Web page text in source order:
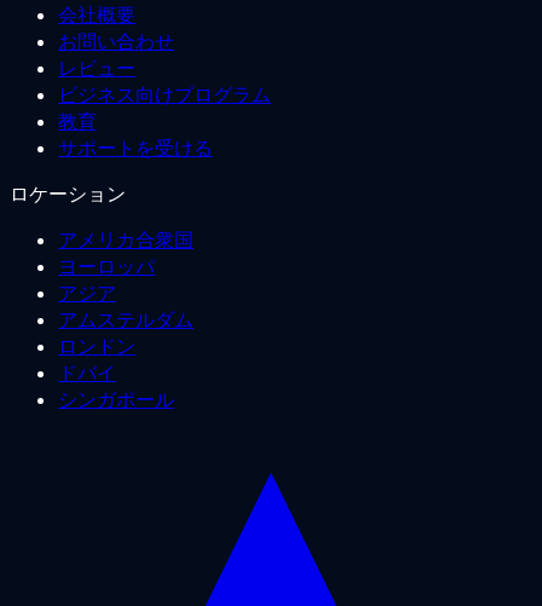
会社概要
お問い合わせ
レビュー
ビジネス向けプログラム
教育
サポートを受ける
ロケーション
アメリカ合衆国
ヨーロッパ
アジア
アムステルダム
ロンドン
ドバイ
シンガポール